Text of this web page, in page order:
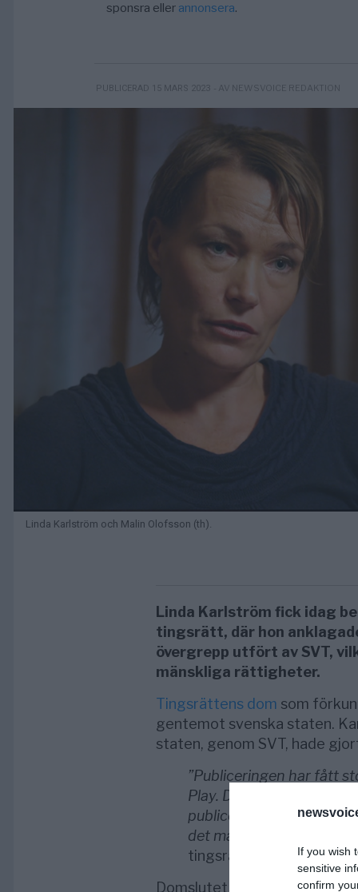
If you wish
sensitive
confirm
sponsra eller annonsera.
PUBLICERAD 15 MARS 2023 - AV NEWSVOICE REDAKTION
Linda Karlström och Malin Olofsson (th).
Linda Karlström fick idag
tingsrätt, där hon
övergrepp utfört av SVT,
mänskliga rättigheter.
Tingsrättens dom som
gentemot svenska staten.
staten, genom SVT, hade
”Publiceringen har fått
Play. Det är tydligt att
publiceringen och det
det material som
tingsrätten.
Domslutet handlade om